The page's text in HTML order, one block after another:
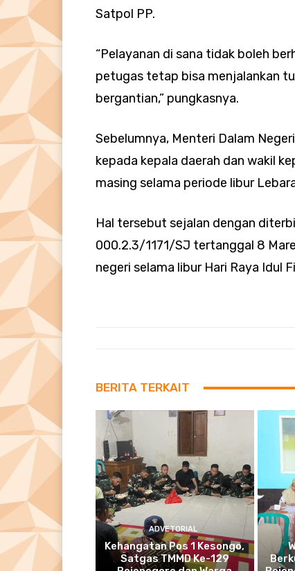
Satpol PP.
“Pelayanan di sana tidak boleh
petugas tetap bisa menjalankan
bergantian,” pungkasnya.
Sebelumnya, Menteri Dalam
kepada kepala daerah dan wakil
masing selama periode libur
Hal tersebut sejalan dengan
000.2.3/1171/SJ tertanggal 8
negeri selama libur Hari Raya Idul
BERITA TERKAIT
ADVETORIAL
Kehangatan Pos 1 Kesongo,
Satgas TMMD Ke-129